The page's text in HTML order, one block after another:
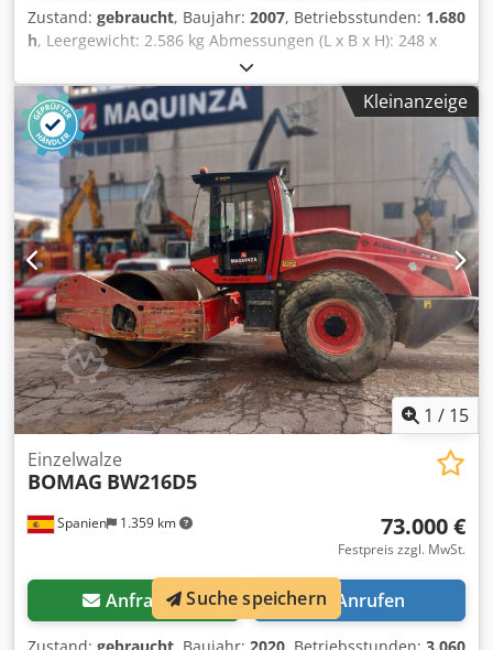
Zustand: gebraucht, Baujahr: 2007, Betriebsstunden: 1.680
h, Leergewicht: 2.586 kg Abmessungen (L x B x H): 248 x
128 x 180 cm Codpfx Aszb I Tmoa Dsha
Kleinanzeige
1 / 15
Spanien 1.359 km
Einzelwalze
BOMAG BW216D5
73.000 €
Festpreis zzgl. MwSt.
Anfragen Anrufen
Suche speichern